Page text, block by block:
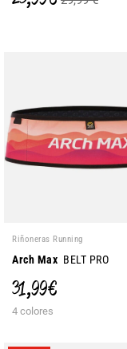
Riñoneras Running
Arch Max BELT PRO
31,99 €
4 colores